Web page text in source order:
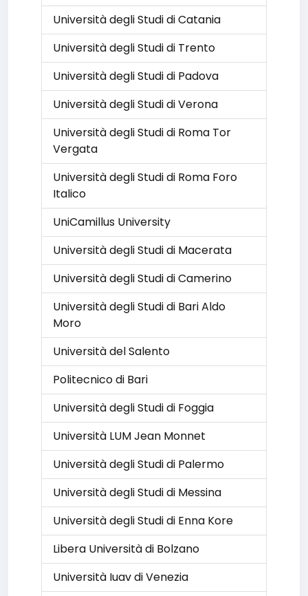
Università degli Studi di Catania
Università degli Studi di Trento
Università degli Studi di Padova
Università degli Studi di Verona
Università degli Studi di Roma Tor
Vergata
Università degli Studi di Roma Foro
Italico
UniCamillus University
Università degli Studi di Macerata
Università degli Studi di Camerino
Università degli Studi di Bari Aldo
Moro
Università del Salento
Politecnico di Bari
Università degli Studi di Foggia
Università LUM Jean Monnet
Università degli Studi di Palermo
Università degli Studi di Messina
Università degli Studi di Enna Kore
Libera Università di Bolzano
Università Iuav di Venezia